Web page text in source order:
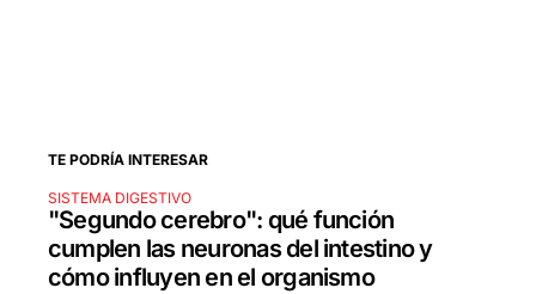
TE PODRÍA INTERESAR
SISTEMA DIGESTIVO
"Segundo cerebro": qué función
cumplen las neuronas del intestino y
cómo influyen en el organismo